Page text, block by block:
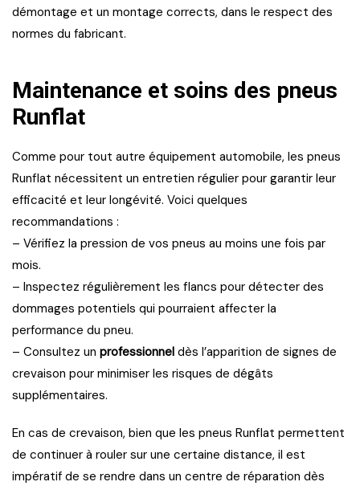
démontage et un montage corrects, dans le respect des
normes du fabricant.
Maintenance et soins des pneus
Runflat
Comme pour tout autre équipement automobile, les pneus
Runflat nécessitent un entretien régulier pour garantir leur
efficacité et leur longévité. Voici quelques
recommandations :
– Vérifiez la pression de vos pneus au moins une fois par
mois.
– Inspectez régulièrement les flancs pour détecter des
dommages potentiels qui pourraient affecter la
performance du pneu.
– Consultez un professionnel dès l’apparition de signes de
crevaison pour minimiser les risques de dégâts
supplémentaires.
En cas de crevaison, bien que les pneus Runflat permettent
de continuer à rouler sur une certaine distance, il est
impératif de se rendre dans un centre de réparation dès